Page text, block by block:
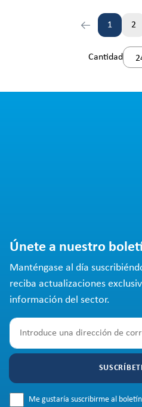
Página
1 2
Cantidad
Únete a nuestro
Manténgase al día
reciba actualizaciones
información del sector.
Me gustaría suscribirme al